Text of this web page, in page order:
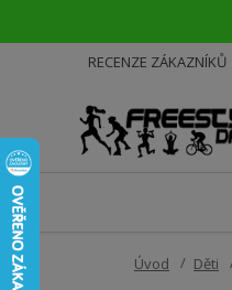
RECENZE ZÁKAZNÍKŮ
Úvod Děti